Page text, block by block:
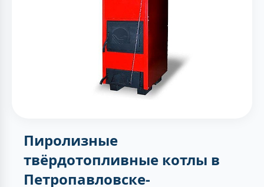
Пиролизные
твёрдотопливные котлы в
Петропавловске-